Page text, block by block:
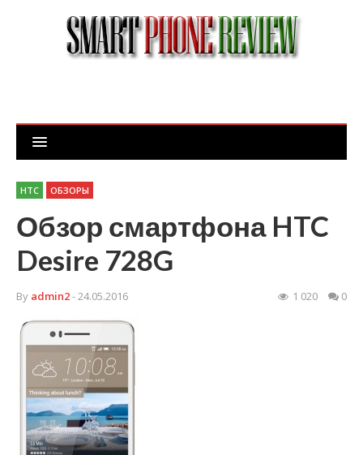
HTC ОБЗОРЫ
Обзор смартфона HTC
Desire 728G
By admin2- 24.05.2016 1 020 0